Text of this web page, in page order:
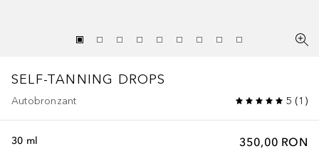
SELF-TANNING DROPS
Autobronzant 5 (1 )
350,00 RON
30 ml